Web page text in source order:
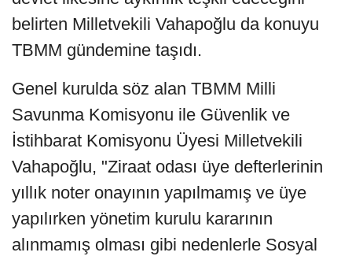
belirten Milletvekili Vahapoğlu da konuyu
TBMM gündemine taşıdı.
Genel kurulda söz alan TBMM Milli
Savunma Komisyonu ile Güvenlik ve
İstihbarat Komisyonu Üyesi Milletvekili
Vahapoğlu, "Ziraat odası üye defterlerinin
yıllık noter onayının yapılmamış ve üye
yapılırken yönetim kurulu kararının
alınmamış olması gibi nedenlerle Sosyal